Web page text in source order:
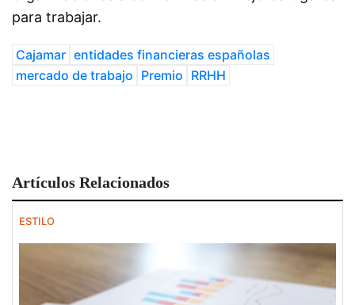
para trabajar.
Cajamar entidades financieras españolas
mercado de trabajo Premio RRHH
Artículos Relacionados
ESTILO